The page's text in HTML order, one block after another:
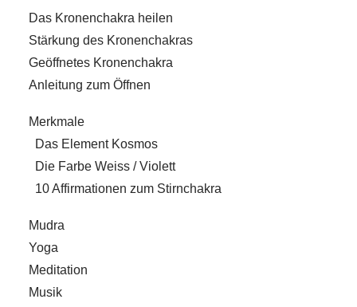
Das Kronenchakra heilen
Stärkung des Kronenchakras
Geöffnetes Kronenchakra
Anleitung zum Öffnen
Merkmale
Das Element Kosmos
Die Farbe Weiss / Violett
10 Affirmationen zum Stirnchakra
Mudra
Yoga
Meditation
Musik